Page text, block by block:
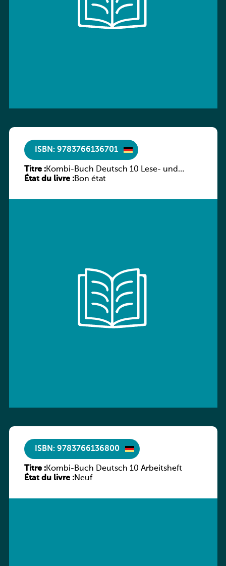
ISBN: 9783766136701
Titre :Kombi-Buch Deutsch 10 Lese- und
Sprachbuch
État du livre :Bon état
ISBN: 9783766136800
Titre :Kombi-Buch Deutsch 10 Arbeitsheft
État du livre :Neuf